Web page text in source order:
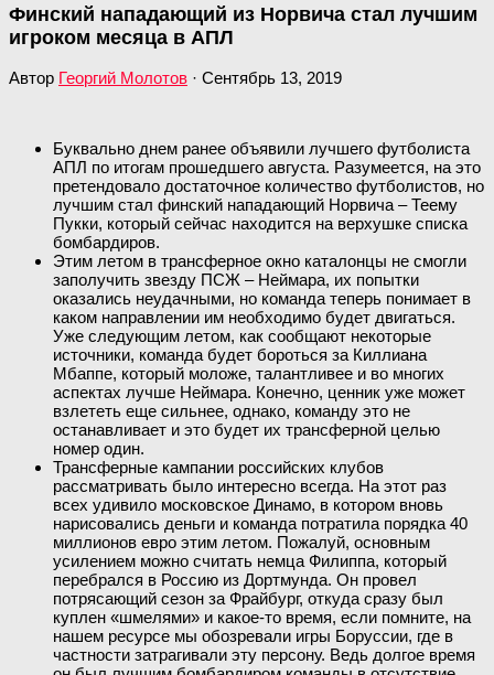
Финский нападающий из Норвича стал лучшим
игроком месяца в АПЛ
Автор Георгий Молотов · Сентябрь 13, 2019
Буквально днем ранее объявили лучшего футболиста
АПЛ по итогам прошедшего августа. Разумеется, на это
претендовало достаточное количество футболистов, но
лучшим стал финский нападающий Норвича – Теему
Пукки, который сейчас находится на верхушке списка
бомбардиров.
Этим летом в трансферное окно каталонцы не смогли
заполучить звезду ПСЖ – Неймара, их попытки
оказались неудачными, но команда теперь понимает в
каком направлении им необходимо будет двигаться.
Уже следующим летом, как сообщают некоторые
источники, команда будет бороться за Киллиана
Мбаппе, который моложе, талантливее и во многих
аспектах лучше Неймара. Конечно, ценник уже может
взлететь еще сильнее, однако, команду это не
останавливает и это будет их трансферной целью
номер один.
Трансферные кампании российских клубов
рассматривать было интересно всегда. На этот раз
всех удивило московское Динамо, в котором вновь
нарисовались деньги и команда потратила порядка 40
миллионов евро этим летом. Пожалуй, основным
усилением можно считать немца Филиппа, который
перебрался в Россию из Дортмунда. Он провел
потрясающий сезон за Фрайбург, откуда сразу был
куплен «шмелями» и какое-то время, если помните, на
нашем ресурсе мы обозревали игры Боруссии, где в
частности затрагивали эту персону. Ведь долгое время